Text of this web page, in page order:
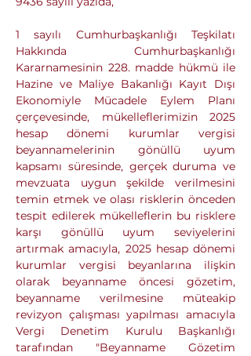
1 sayılı Cumhurbaşkanlığı Teşkilatı
Hakkında Cumhurbaşkanlığı
Kararnamesinin 228. madde hükmü ile
Hazine ve Maliye Bakanlığı Kayıt Dışı
Ekonomiyle Mücadele Eylem Planı
çerçevesinde, mükelleflerimizin 2025
hesap dönemi kurumlar vergisi
beyannamelerinin gönüllü uyum
kapsamı süresinde, gerçek duruma ve
mevzuata uygun şekilde verilmesini
temin etmek ve olası risklerin önceden
tespit edilerek mükelleflerin bu risklere
karşı gönüllü uyum seviyelerini
artırmak amacıyla, 2025 hesap dönemi
kurumlar vergisi beyanlarına ilişkin
olarak beyanname öncesi gözetim,
beyanname verilmesine müteakip
revizyon çalışması yapılması amacıyla
Vergi Denetim Kurulu Başkanlığı
tarafından "Beyanname Gözetim